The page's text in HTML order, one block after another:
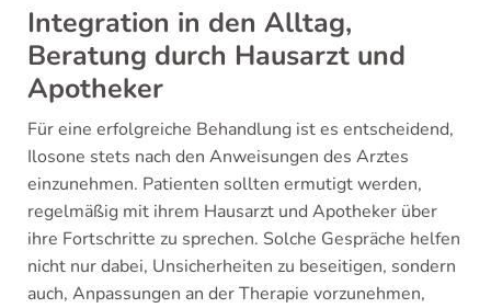
Integration in den Alltag,
Beratung durch Hausarzt und
Apotheker
Für eine erfolgreiche Behandlung ist es entscheidend,
Ilosone stets nach den Anweisungen des Arztes
einzunehmen. Patienten sollten ermutigt werden,
regelmäßig mit ihrem Hausarzt und Apotheker über
ihre Fortschritte zu sprechen. Solche Gespräche helfen
nicht nur dabei, Unsicherheiten zu beseitigen, sondern
auch, Anpassungen an der Therapie vorzunehmen,